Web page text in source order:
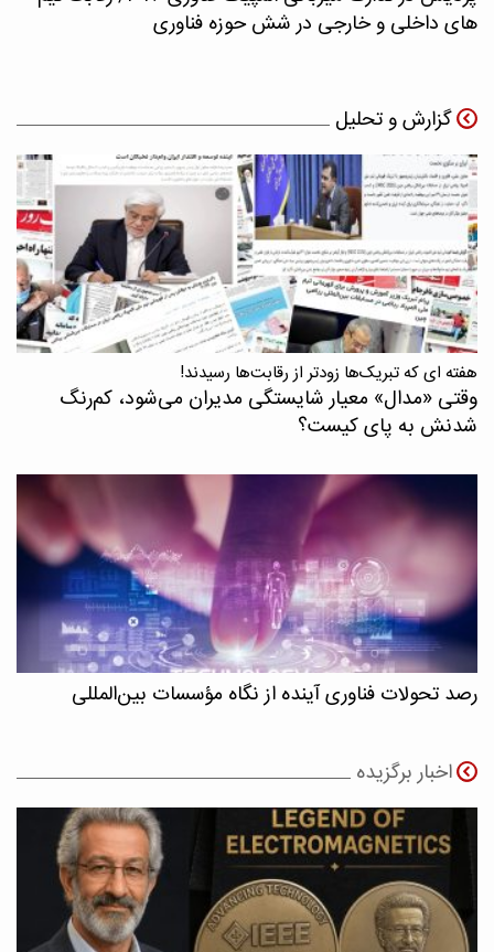
های داخلی و خارجی در شش حوزه فناوری
گزارش و تحلیل
هفته ای که تبریک‌ها زودتر از رقابت‌ها رسیدند!
وقتی «مدال‌» معیار شایستگی مدیران می‌شود، کم‌رنگ
شدنش به پای کیست؟
رصد تحولات فناوری آینده از نگاه مؤسسات بین‌المللی
اخبار برگزیده